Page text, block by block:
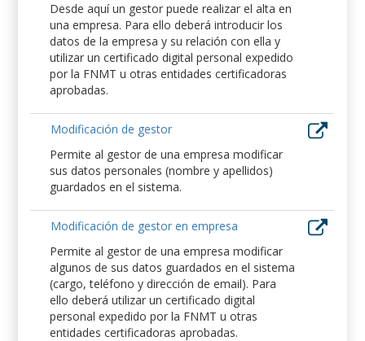
Desde aquí un gestor puede realizar el alta en
una empresa. Para ello deberá introducir los
datos de la empresa y su relación con ella y
utilizar un certificado digital personal expedido
por la FNMT u otras entidades certificadoras
aprobadas.
Modificación de gestor
Permite al gestor de una empresa modificar
sus datos personales (nombre y apellidos)
guardados en el sistema.
Modificación de gestor en empresa
Permite al gestor de una empresa modificar
algunos de sus datos guardados en el sistema
(cargo, teléfono y dirección de email). Para
ello deberá utilizar un certificado digital
personal expedido por la FNMT u otras
entidades certificadoras aprobadas.